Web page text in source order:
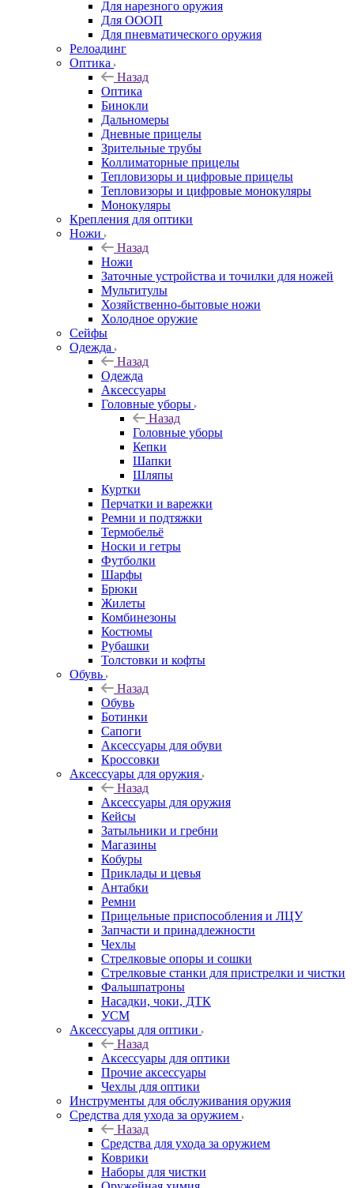
Для нарезного оружия
Для ОООП
Для пневматического оружия
Релоадинг
Оптика
Назад
Оптика
Бинокли
Дальномеры
Дневные прицелы
Зрительные трубы
Коллиматорные прицелы
Тепловизоры и цифровые прицелы
Тепловизоры и цифровые монокуляры
Монокуляры
Крепления для оптики
Ножи
Назад
Ножи
Заточные устройства и точилки для ножей
Мультитулы
Хозяйственно-бытовые ножи
Холодное оружие
Сейфы
Одежда
Назад
Одежда
Аксессуары
Головные уборы
Назад
Головные уборы
Кепки
Шапки
Шляпы
Куртки
Перчатки и варежки
Ремни и подтяжки
Термобельё
Носки и гетры
Футболки
Шарфы
Брюки
Жилеты
Комбинезоны
Костюмы
Рубашки
Толстовки и кофты
Обувь
Назад
Обувь
Ботинки
Сапоги
Аксессуары для обуви
Кроссовки
Аксессуары для оружия
Назад
Аксессуары для оружия
Кейсы
Затыльники и гребни
Магазины
Кобуры
Приклады и цевья
Антабки
Ремни
Прицельные приспособления и ЛЦУ
Запчасти и принадлежности
Чехлы
Стрелковые опоры и сошки
Стрелковые станки для пристрелки и чистки
Фальшпатроны
Насадки, чоки, ДТК
УСМ
Аксессуары для оптики
Назад
Аксессуары для оптики
Прочие аксессуары
Чехлы для оптики
Инструменты для обслуживания оружия
Средства для ухода за оружием
Назад
Средства для ухода за оружием
Коврики
Наборы для чистки